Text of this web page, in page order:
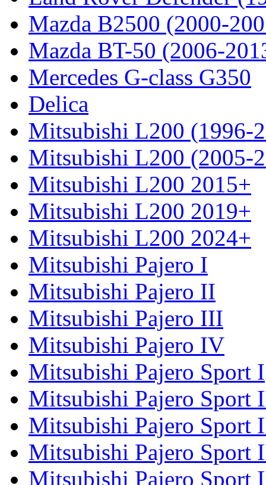
Mazda B2500 (2000-
Mazda BT-50 (2006-
Mercedes G-class G350
Delica
Mitsubishi L200 (1996-
Mitsubishi L200 (2005-
Mitsubishi L200 2015+
Mitsubishi L200 2019+
Mitsubishi L200 2024+
Mitsubishi Pajero I
Mitsubishi Pajero II
Mitsubishi Pajero III
Mitsubishi Pajero IV
Mitsubishi Pajero Sport I
Mitsubishi Pajero Sport
Mitsubishi Pajero Sport
Mitsubishi Pajero Sport
Mitsubishi Pajero Sport